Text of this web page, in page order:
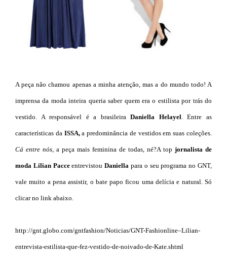
A peça não chamou apenas a minha atenção, mas a do mundo todo! A
imprensa da moda inteira queria saber quem era o estilista por trás do
vestido. A responsável é a brasileiraDaniella Helayel . Entre as
características da ISSA,a predominância de vestidos em suas coleções.
Cá entre nós , a peça mais feminina de todas, né?A top jornalista de
moda Lilian PacceentrevistouDaniella para o seu programa no GNT,
vale muito a pena assistir, o bate papo ficou uma delícia e natural. Só
clicar no link abaixo.
http://gnt.globo.com/gntfashion/Noticias/GNT-Fashionline–Lilian-
entrevista-estilista-que-fez-vestido-de-noivado-de-Kate.shtml